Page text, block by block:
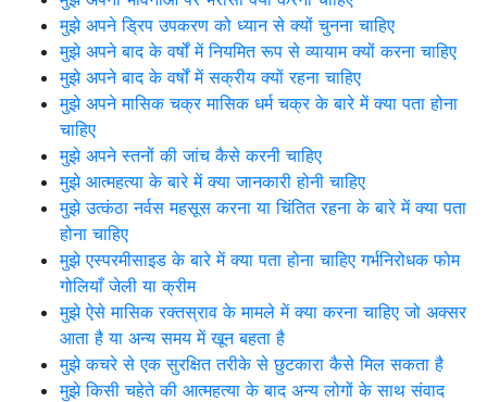
मुझे अपने ड्रिप उपकरण को ध्यान से क्यों चुनना चाहिए
मुझे अपने बाद के वर्षों में नियमित रूप से व्यायाम क्यों करना चाहिए
मुझे अपने बाद के वर्षों में सक्रीय क्यों रहना चाहिए
मुझे अपने मासिक चक्र मासिक धर्म चक्र के बारे में क्या पता होना
चाहिए
मुझे अपने स्तनों की जांच कैसे करनी चाहिए
मुझे आत्महत्या के बारे में क्या जानकारी होनी चाहिए
मुझे उत्कंठा नर्वस महसूस करना या चिंतित रहना के बारे में क्या पता
होना चाहिए
मुझे एस्परमीसाइड के बारे में क्या पता होना चाहिए गर्भनिरोधक फोम
गोलियाँ जेली या क्रीम
मुझे ऐसे मासिक रक्तस्राव के मामले में क्या करना चाहिए जो अक्सर
आता है या अन्य समय में खून बहता है
मुझे कचरे से एक सुरक्षित तरीके से छुटकारा कैसे मिल सकता है
मुझे किसी चहेते की आत्महत्या के बाद अन्य लोगों के साथ संवाद